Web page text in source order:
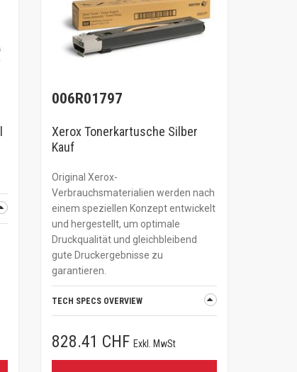
006R01797
Xerox Tonerkartusche Silber
Kauf
Original Xerox-
Verbrauchsmaterialien werden nach
einem speziellen Konzept entwickelt
und hergestellt, um optimale
Druckqualität und gleichbleibend
gute Druckergebnisse zu
garantieren.
TECH SPECS OVERVIEW
828.41 CHF Exkl. MwSt